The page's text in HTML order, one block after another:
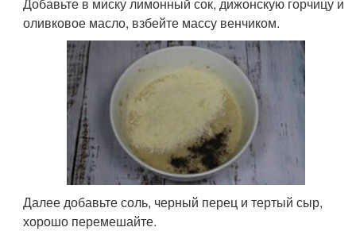
оливковое масло, взбейте массу венчиком.
Далее добавьте соль, черный перец и тертый сыр,
хорошо перемешайте.